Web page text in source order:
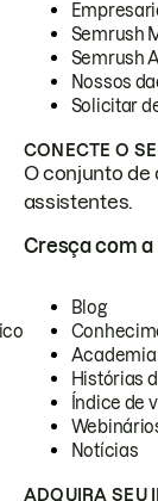
Semrush
Semrush
Nossos
Solicitar
CONECTE O
O conjunto de
assistentes.
Cresça com a
Blog
Academia
Histórias
Índice de
Notícias
ADQUIRA SEU